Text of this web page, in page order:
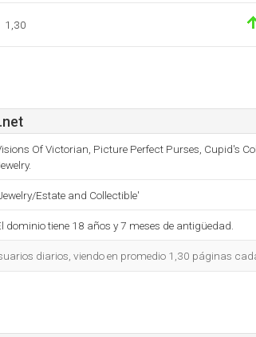
1,30
Of Victorian, Picture Perfect Purses, Cupid's
Estate and Collectible'
dominio tiene 18 años y 7 meses de antigüedad.
diarios, viendo en promedio 1,30 páginas